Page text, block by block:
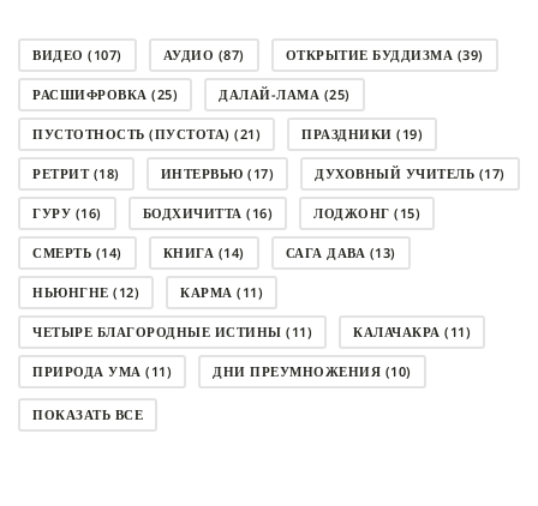
ВИДЕО (107) АУДИО (87) ОТКРЫТИЕ БУДДИЗМА (39)
РАСШИФРОВКА (25) ДАЛАЙ-ЛАМА (25)
ПУСТОТНОСТЬ (ПУСТОТА) (21) ПРАЗДНИКИ (19)
РЕТРИТ(18) ИНТЕРВЬЮ (17) ДУХОВНЫЙ УЧИТЕЛЬ (17)
ГУРУ (16) БОДХИЧИТТА (16) ЛОДЖОНГ (15)
СМЕРТЬ (14) КНИГА (14) САГА ДАВА (13)
НЬЮНГНЕ (12) КАРМА (11)
ЧЕТЫРЕ БЛАГОРОДНЫЕ ИСТИНЫ (11) КАЛАЧАКРА (11)
ПРИРОДА УМА (11) ДНИ ПРЕУМНОЖЕНИЯ (10)
СОВЕТ(10)
ПОКАЗАТЬ ВСЕ